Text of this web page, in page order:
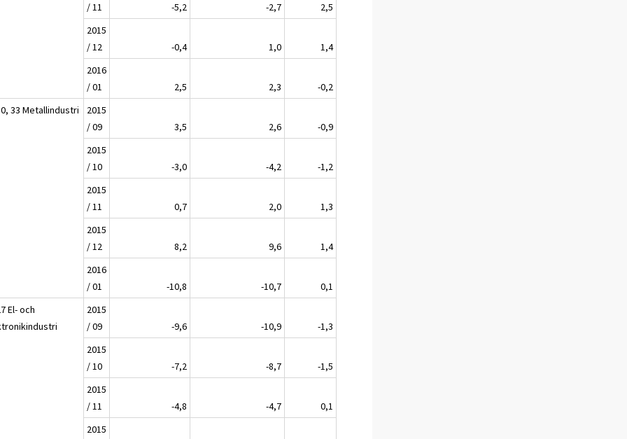
/ 11
-5,2 -2,7
2,5
2015
/ 12
-0,4 1,0
1,4
2016
/ 01
2,5 2,3
-0,2
33 Metallindustri
2015
/ 09
3,5 2,6
-0,9
2015
/ 10
-3,0 -4,2
-1,2
2015
/ 11
0,7 2,0
1,3
2015
/ 12
8,2 9,6
1,4
2016
/ 01
-10,8 -10,7
0,1
El- och
2015
/ 09
-9,6 -10,9
-1,3
2015
/ 10
-7,2 -8,7
-1,5
2015
/ 11
-4,8 -4,7
0,1
2015